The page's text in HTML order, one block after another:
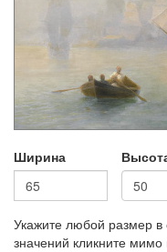
Ширина
Укажите любой размер
значений кликните